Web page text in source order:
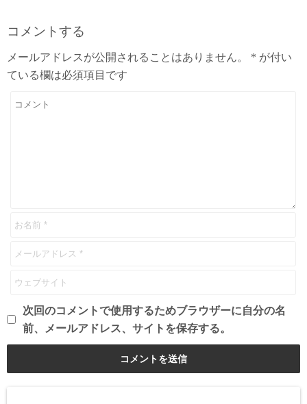
コメントする
メールアドレスが公開されることはありません。 * が付い
ている欄は必須項目です
次回のコメントで使用するためブラウザーに自分の名
前、メールアドレス、サイトを保存する。